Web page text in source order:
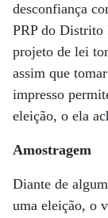
desconfiança
PRP do Distrito
projeto de lei
assim que
impresso
eleição, o ela
Amostragem
Diante de
uma eleição, o